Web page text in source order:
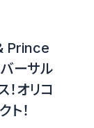
Prince
ーサル
！オリコ
ト！